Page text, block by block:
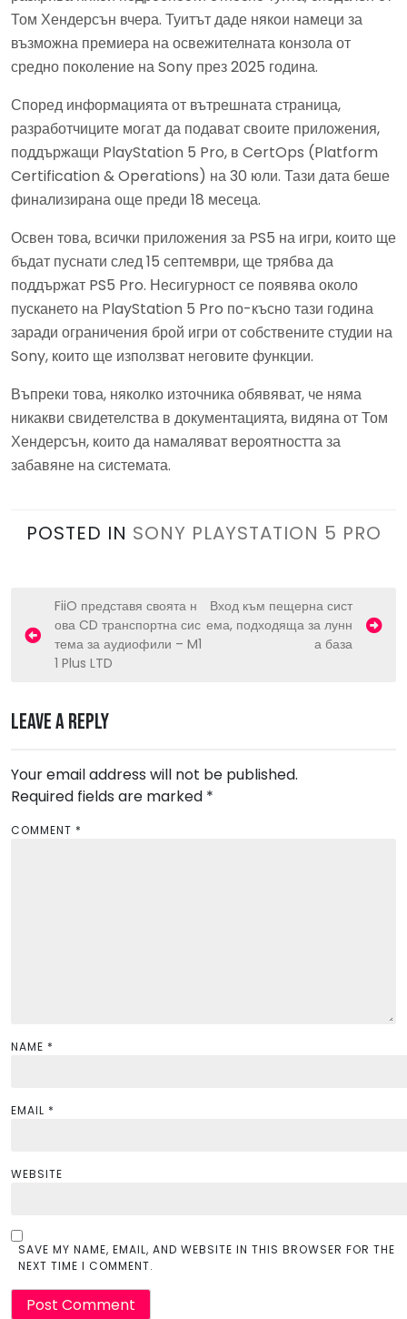
Том Хендерсън вчера. Туитът даде някои намеци за
възможна премиера на освежителната конзола от
средно поколение на Sony през 2025 година.
Според информацията от вътрешната страница,
разработчиците могат да подават своите приложения,
поддържащи PlayStation 5 Pro, в CertOps (Platform
Certification & Operations) на 30 юли. Тази дата беше
финализирана още преди 18 месеца.
Освен това, всички приложения за PS5 на игри, които ще
бъдат пуснати след 15 септември, ще трябва да
поддържат PS5 Pro. Несигурност се появява около
пускането на PlayStation 5 Pro по-късно тази година
заради ограничения брой игри от собствените студии на
Sony, които ще използват неговите функции.
Въпреки това, няколко източника обявяват, че няма
никакви свидетелства в документацията, видяна от Том
Хендерсън, които да намаляват вероятността за
забавяне на системата.
POSTED IN SONY PLAYSTATION 5 PRO
o
n
v
i
g
FiiO представя своята н
ова CD транспортна сис
тема за аудиофили – M1
1 Plus LTD
Вход към пещерна сист
ема, подходяща за лунн
а база
Leave a Reply
Your email address will not be published.
Required fields are marked *
COMMENT *
NAME *
EMAIL *
WEBSITE
SAVE MY NAME, EMAIL, AND WEBSITE IN THIS BROWSER FOR THE
NEXT TIME I COMMENT.